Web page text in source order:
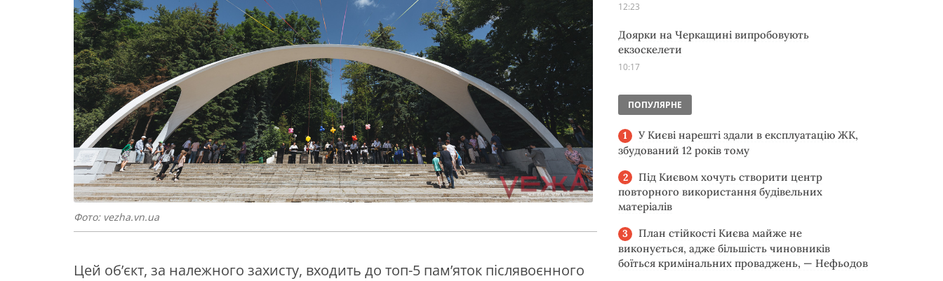
Фото: vezha.vn.ua
Цей об’єкт, за належного захисту, входить до топ-5 пам’яток післявоєнного
12:23
Доярки на Черкащині випробовують
екзоскелети
10:17
ПОПУЛЯРНЕ
У Києві нарешті здали в експлуатацію ЖК,
збудований 12 років тому
Під Києвом хочуть створити центр
повторного використання будівельних
матеріалів
План стійкості Києва майже не
виконується, адже більшість чиновників
боїться кримінальних проваджень, — Нефьодов